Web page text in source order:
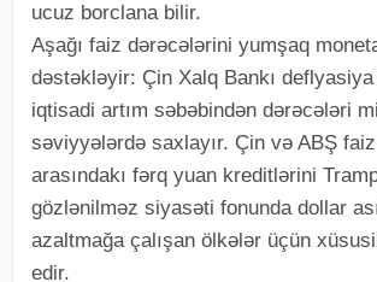
ucuz borclana bilir.
Aşağı faiz dərəcələrini yumşaq
dəstəkləyir: Çin Xalq Bankı
iqtisadi artım səbəbindən dərəcələri
səviyyələrdə saxlayır. Çin və ABŞ
arasındakı fərq yuan kreditlərini
gözlənilməz siyasəti fonunda dollar
azaltmağa çalışan ölkələr üçün
edir.